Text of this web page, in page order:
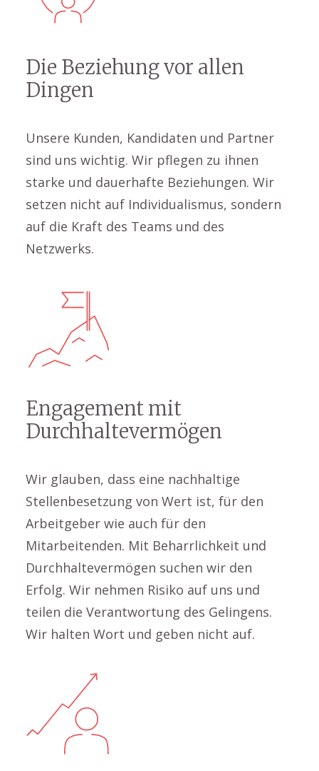
Die Beziehung vor allen
Dingen
Unsere Kunden, Kandidaten und Partner
sind uns wichtig. Wir pflegen zu ihnen
starke und dauerhafte Beziehungen. Wir
setzen nicht auf Individualismus, sondern
auf die Kraft des Teams und des
Netzwerks.
Engagement mit
Durchhaltevermögen
Wir glauben, dass eine nachhaltige
Stellenbesetzung von Wert ist, für den
Arbeitgeber wie auch für den
Mitarbeitenden. Mit Beharrlichkeit und
Durchhaltevermögen suchen wir den
Erfolg. Wir nehmen Risiko auf uns und
teilen die Verantwortung des Gelingens.
Wir halten Wort und geben nicht auf.